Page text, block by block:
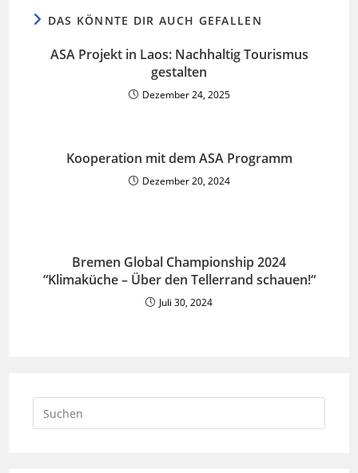
DAS KÖNNTE DIR AUCH GEFALLEN
ASA Projekt in Laos: Nachhaltig Tourismus
gestalten
Dezember 24, 2025
Kooperation mit dem ASA Programm
Dezember 20, 2024
Bremen Global Championship 2024
“Klimaküche – Über den Tellerrand schauen!“
Juli 30, 2024